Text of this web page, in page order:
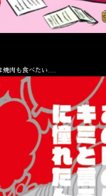
焼肉も食べたい……